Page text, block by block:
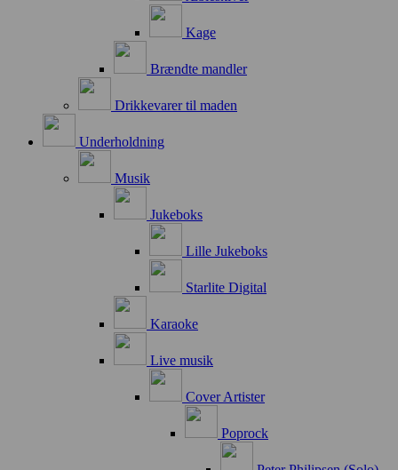
Kage
Brændte mandler
Drikkevarer til maden
Underholdning
Musik
Jukeboks
Lille Jukeboks
Starlite Digital
Karaoke
Live musik
Cover Artister
Poprock